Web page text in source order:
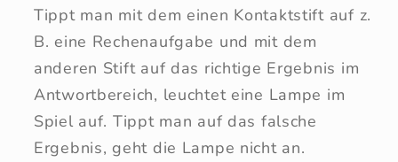
Tippt man mit dem einen Kontaktstift auf z.
B. eine Rechenaufgabe und mit dem
anderen Stift auf das richtige Ergebnis im
Antwortbereich, leuchtet eine Lampe im
Spiel auf. Tippt man auf das falsche
Ergebnis, geht die Lampe nicht an.